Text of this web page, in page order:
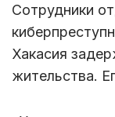
Сотрудники
Хакасия
жительства.